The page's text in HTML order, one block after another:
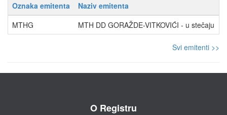
Oznaka emitenta Naziv emitenta
MTHG
MTH DD GORAŽDE-VITKOVIĆI - u stečaju
Svi emitenti >>
O Registru